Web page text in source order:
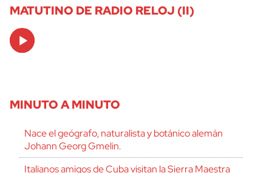
MATUTINO DE RADIO RELOJ (II)
Audio
Player
MINUTO A MINUTO
Nace el geógrafo, naturalista y botánico alemán
Johann Georg Gmelin.
Italianos amigos de Cuba visitan la Sierra Maestra